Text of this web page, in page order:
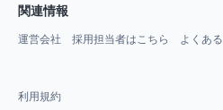
関連情報
運営会社 採用担当者はこちら よくあ
利用規約